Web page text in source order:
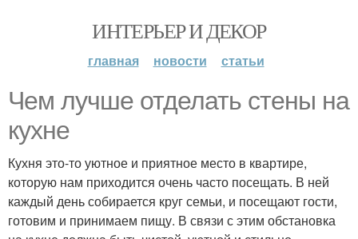
ИНТЕРЬЕР И ДЕКОР
главная новости статьи
Чем лучше отделать стены на
кухне
Кухня это-то уютное и приятное место в квартире,
которую нам приходится очень часто посещать. В ней
каждый день собирается круг семьи, и посещают гости,
готовим и принимаем пищу. В связи с этим обстановка